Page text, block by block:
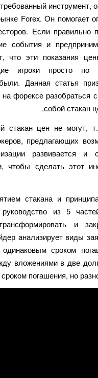
инструмент,
Forex. Он помогает
Если правильно
события и
что эти показания
игроки просто по
Данная статья
форексе разобраться
собой стакан
стакан цен не могут,
предлагающих
развивается и
чтобы сделать этот
стакана и
из 5
и
анализирует виды
сроком
вложениями в две
погашения, но